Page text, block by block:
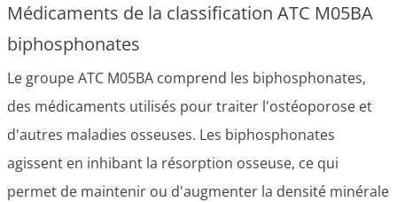
Médicaments de la classification ATC M05BA
biphosphonates
Le groupe ATC M05BA comprend les biphosphonates,
des médicaments utilisés pour traiter l'ostéoporose et
d'autres maladies osseuses. Les biphosphonates
agissent en inhibant la résorption osseuse, ce qui
permet de maintenir ou d'augmenter la densité minérale